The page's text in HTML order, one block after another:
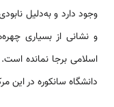
وجود دارد و به‌دلیل
و نشانی از بسیاری
اسلامی‌ برجا نمانده
دانشگاه سانکوره در